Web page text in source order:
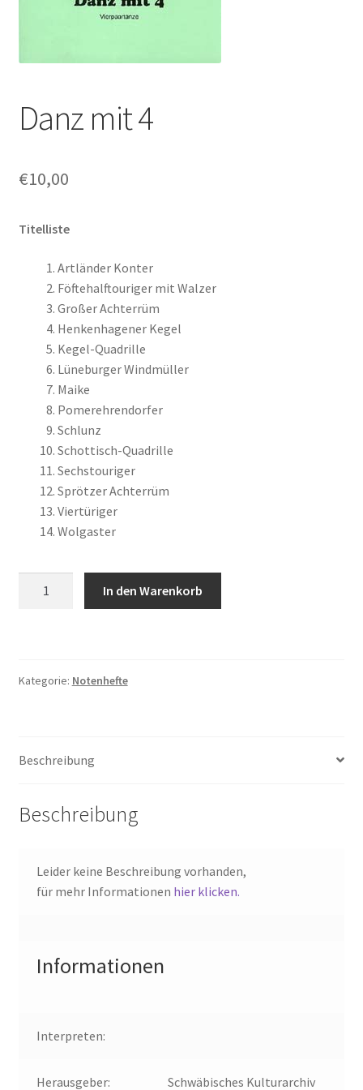
Danz mit 4
€10,00
Titelliste
Artländer Konter
Föftehalftouriger mit Walzer
Großer Achterrüm
Henkenhagener Kegel
Kegel-Quadrille
Lüneburger Windmüller
Maike
Pomerehrendorfer
Schlunz
Schottisch-Quadrille
Sechstouriger
Sprötzer Achterrüm
Viertüriger
Wolgaster
In den Warenkorb
Kategorie: Notenhefte
Beschreibung
Beschreibung
Leider keine Beschreibung vorhanden,
für mehr Informationen hier klicken.
Informationen
Interpreten:
Herausgeber: Schwäbisches Kulturarchiv